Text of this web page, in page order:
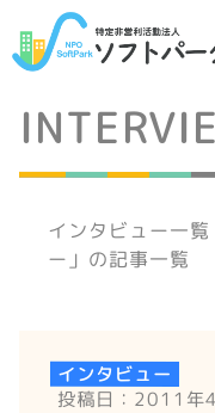
インタビュー一覧
ー」の記事一覧
インタビュー
投稿日：2011年